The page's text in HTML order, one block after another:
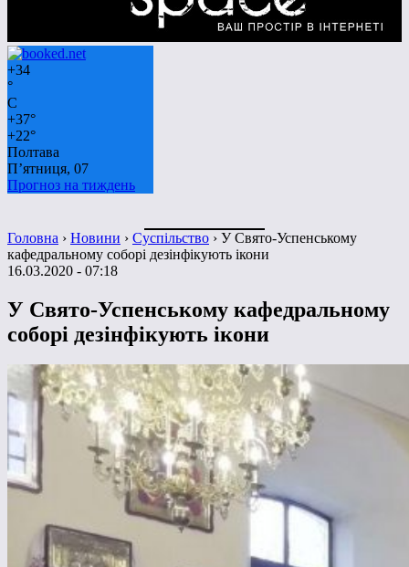
+34
°
C
+37°
+22°
Полтава
П’ятниця, 07
Прогноз на тиждень
Головна › Новини › Суспільство › У Свято-Успенському
кафедральному соборі дезінфікують ікони
16.03.2020 - 07:18
У Свято-Успенському кафедральному
соборі дезінфікують ікони